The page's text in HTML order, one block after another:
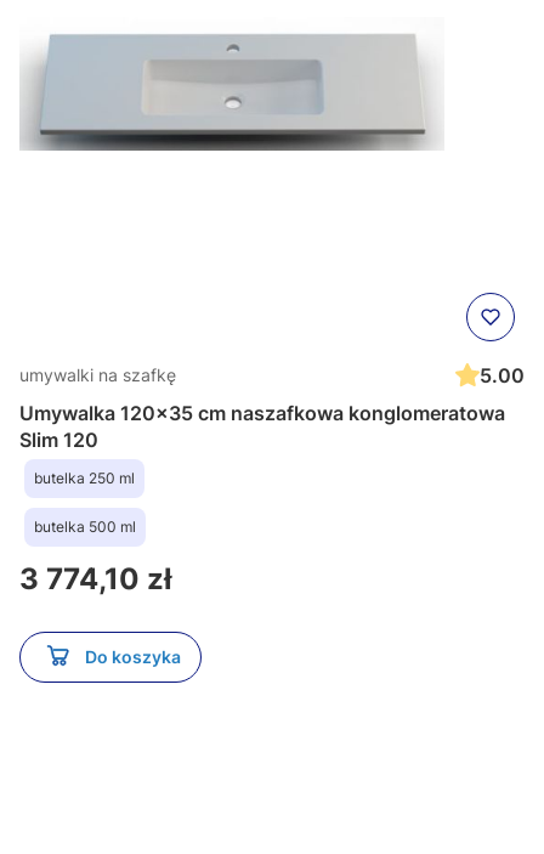
umywalki na szafkę
5.00
Umywalka 120x35 cm naszafkowa konglomeratowa
Slim 120
butelka 250 ml
butelka 500 ml
Cena
3 774,10 zł
Do koszyka